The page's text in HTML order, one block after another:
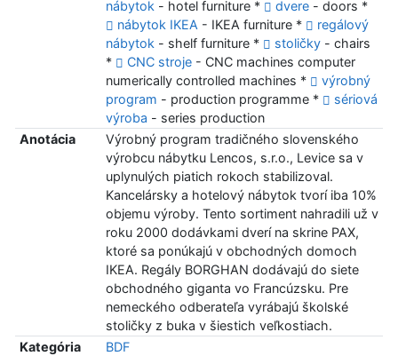
nábytok- hotel furniture * dvere- doors *
nábytok IKEA- IKEA furniture *
regálový
nábytok- shelf furniture * stoličky- chairs
*
CNC stroje- CNC machines computer
numerically controlled machines *
výrobný
program - production programme *
sériová
výroba - series production
Anotácia
Výrobný program tradičného slovenského
výrobcu nábytku Lencos, s.r.o., Levice sa v
uplynulých piatich rokoch stabilizoval.
Kancelársky a hotelový nábytok tvorí iba 10%
objemu výroby. Tento sortiment nahradili už v
roku 2000 dodávkami dverí na skrine PAX,
ktoré sa ponúkajú v obchodných domoch
IKEA. Regály BORGHAN dodávajú do siete
obchodného giganta vo Francúzsku. Pre
nemeckého odberateľa vyrábajú školské
stoličky z buka v šiestich veľkostiach.
Kategória
BDF